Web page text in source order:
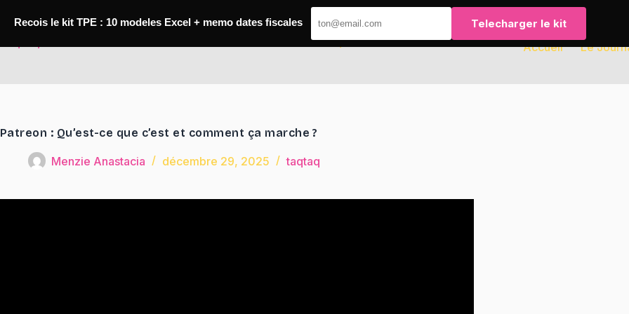
Accueil Le
Patreon : Qu’est-ce que c’est et comment ça marche ?
Menzie Anastacia décembre 29, 2025 taqtaq
Recois le kit TPE : 10 modeles Excel + memo dates fiscales Telecharger le kit